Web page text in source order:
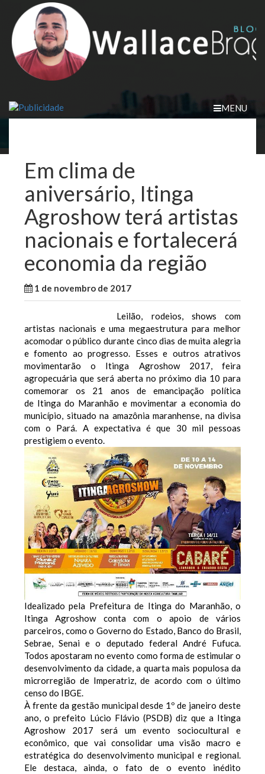
content
MENU
Em clima de
aniversário, Itinga
Agroshow terá artistas
nacionais e fortalecerá
economia da região
1 de novembro de 2017
Leilão, rodeios, shows com
artistas nacionais e uma megaestrutura para melhor
acomodar o público durante cinco dias de muita alegria
e fomento ao progresso. Esses e outros atrativos
movimentarão o Itinga Agroshow 2017, feira
agropecuária que será aberta no próximo dia 10 para
comemorar os 21 anos de emancipação política
de Itinga do Maranhão e movimentar a economia do
município, situado na amazônia maranhense, na divisa
com o Pará. A expectativa é que 30 mil pessoas
prestigiem o evento.
Idealizado pela Prefeitura de Itinga do Maranhão, o
Itinga Agroshow conta com o apoio de vários
parceiros, como o Governo do Estado, Banco do Brasil,
Sebrae, Senai e o deputado federal André Fufuca.
Todos apostaram no evento como forma de estimular o
desenvolvimento da cidade, a quarta mais populosa da
microrregião de Imperatriz, de acordo com o último
censo do IBGE.
À frente da gestão municipal desde 1º de janeiro deste
ano, o prefeito Lúcio Flávio (PSDB) diz que a Itinga
Agroshow 2017 será um evento sociocultural e
econômico, que vai consolidar uma visão macro e
estratégica do desenvolvimento municipal e regional.
Ele destaca, ainda, o fato de o evento inédito